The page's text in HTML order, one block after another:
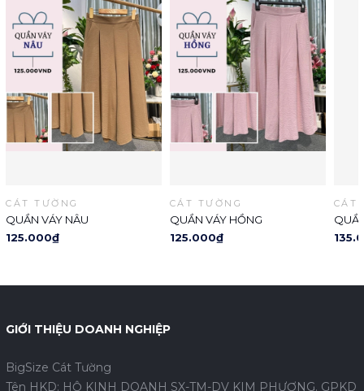
CÁT TƯỜNG
QUẦN VÁY NÂU
125.000₫
CÁT TƯỜNG
QUẦN VÁY HỒNG
125.000₫
CÁT
GIỚI THIỆU DOANH NGHIỆP
BigSize Cát Tường
Tên HKD: HỘ KINH DOANH SX-TM-DV KIM PHƯỢNG. GPKD